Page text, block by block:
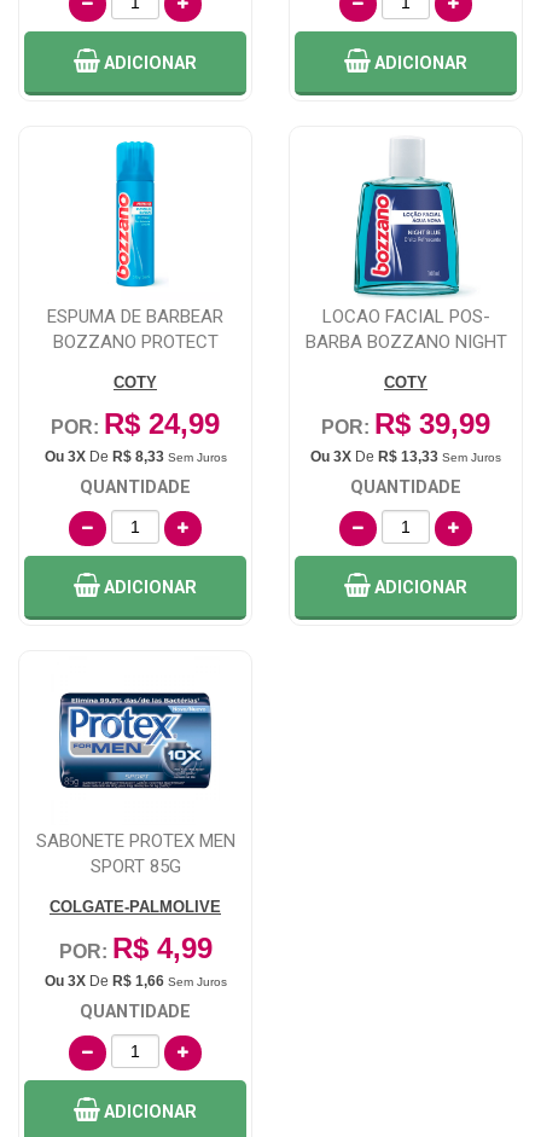
ADICIONAR ADICIONAR
ESPUMA DE BARBEAR
BOZZANO PROTECT
COTY
POR: R$ 24,99
Ou 3XDe R$ 8,33 Sem Juros
QUANTIDADE
ADICIONAR
LOCAO FACIAL POS-
BARBA BOZZANO NIGHT
COTY
POR: R$ 39,99
Ou 3X De R$ 13,33 Sem Juros
QUANTIDADE
ADICIONAR
SABONETE PROTEX MEN
SPORT 85G
COLGATE-PALMOLIVE
POR: R$ 4,99
Ou 3XDe R$ 1,66 Sem Juros
QUANTIDADE
ADICIONAR